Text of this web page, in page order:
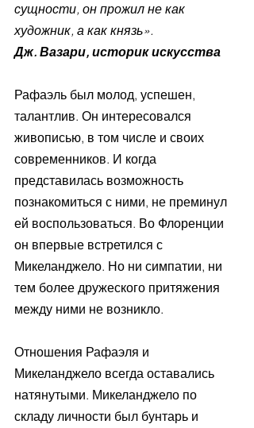
сущности, он прожил не как
художник, а как князь».
Дж. Вазари, историк искусства
Рафаэль был молод, успешен,
талантлив. Он интересовался
живописью, в том числе и своих
современников. И когда
представилась возможность
познакомиться с ними, не преминул
ей воспользоваться. Во Флоренции
он впервые встретился с
Микеланджело. Но ни симпатии, ни
тем более дружеского притяжения
между ними не возникло.
Отношения Рафаэля и
Микеланджело всегда оставались
натянутыми. Микеланджело по
складу личности был бунтарь и